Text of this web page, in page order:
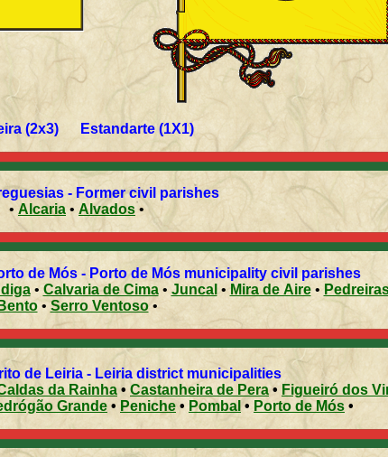
(2x3) Estandarte (1X1)
- Former civil parishes
•Alcaria • Alvados •
de Mós - Porto de Mós municipality civil parishes
• Calvaria de Cima• Juncal • Mira de Aire•
Bento•Serro Ventoso•
de Leiria - Leiria district municipalities
da Rainha • Castanheira de Pera• Figueiró dos
Grande • Peniche • Pombal • Porto de Mós •